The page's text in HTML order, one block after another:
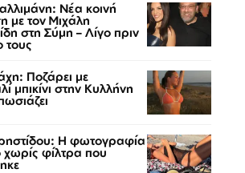
Νέα κοινή
με τον Μιχάλη
στη Σύμη – Λίγο πριν
τους
Ποζάρει με
μπικίνι στην Κυλλήνη
Η φωτογραφία
χωρίς φίλτρα που